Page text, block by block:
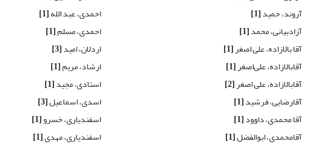
آروند، حمید[1]
آزادبیانی، محمد[1]
آقا بالازاده، علی اصغر[1]
آقابالازاده، علی‌اصغر[1]
آقابالازاده، علی اصغر[2]
آقارضایی، فرشید[1]
آقا محمدی، داوود[1]
آقامحمدی، ابوالفضل[1]
احمدی، عبد الله[1]
احمدی، مسلم[1]
اردلان، امید[3]
ارشاد، مریم[1]
استادی، مجید[1]
اسدی، اسماعیل[3]
اسفندیاری، خسرو[1]
اسفندیاری، مهدی[1]